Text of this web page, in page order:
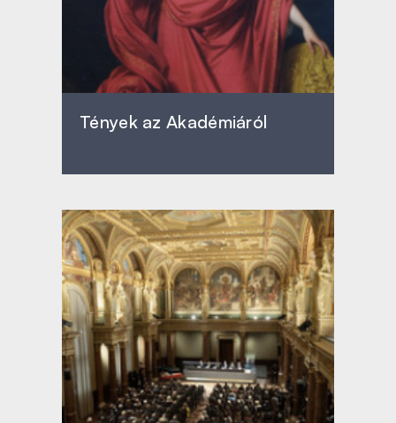
Tények az Akadémiáról